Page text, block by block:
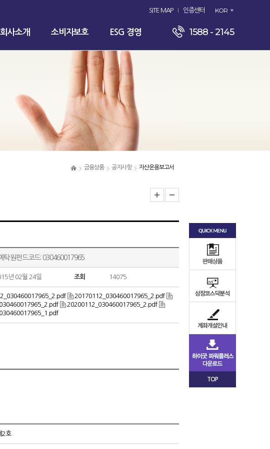
SITE MAP 인증센터 KOR
회사소개 소비자보호 ESG 경영 1588 - 2145
금융상품 공지사항 자산운용보고서
탁원펀드코드: 030460017965
년 02월 24일 조회 14075
20170112_030460017965_2.pdf
20200112_030460017965_2.pdf
2호
TOP